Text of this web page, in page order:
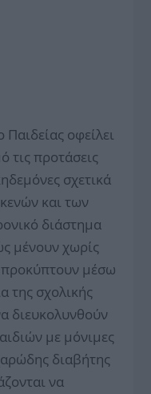
οφείλει
τις προτάσεις
σχετικά
και των
διάστημα
μένουν χωρίς
μέσω
της σχολικής
διευκολυνθούν
με μόνιμες
διαβήτης
να